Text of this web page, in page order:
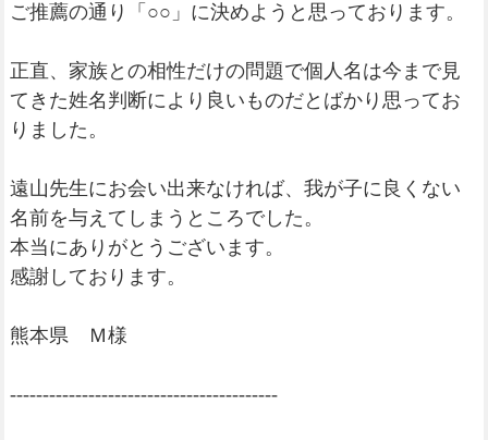
ご推薦の通り「○○」に決めようと思っております。
正直、家族との相性だけの問題で個人名は今まで見
てきた姓名判断により良いものだとばかり思ってお
りました。
遠山先生にお会い出来なければ、我が子に良くない
名前を与えてしまうところでした。
本当にありがとうございます。
感謝しております。
熊本県 Ｍ様
-----------------------------------------